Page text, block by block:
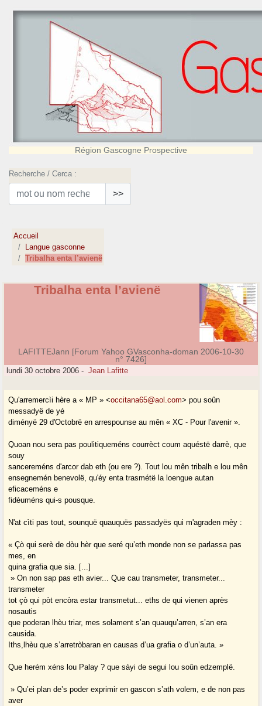
Région Gascogne Prospective
Recherche / Cerca :
>>
Accueil
Langue gasconne
Tribalha enta l’avienë
Tribalha enta l’avienë
LAFITTEJann [Forum Yahoo GVasconha-doman 2006-10-30
n° 7426]
lundi 30 octobre 2006 - Jean Lafitte
Qu'arremercìi hère a « MP » <occitana65@aol.com> pou soûn
messadyë de yé
diményë 29 d'Octobrë en arrespounse au mên « XC - Pour l'avenir ».
Quoan nou sera pas poulitiqueméns courrèct coum aquéstë darrè, que
souy
sancereméns d'arcor dab eth (ou ere ?). Tout lou mên tribalh e lou mên
ensegnemén benevolë, qu'éy enta trasmétë la loengue autan
eficaceméns e
fidèuméns qui-s pousque.
N'at cìti pas tout, sounquë quauquës passadyës qui m'agraden mèy :
« Çò qui serè de dòu hèr que seré qu’eth monde non se parlassa pas
mes, en
quina grafia que sia. [...]
» On non sap pas eth avier... Que cau transmeter, transmeter...
transmeter
tot çò qui pòt encòra estar transmetut... eths de qui vienen après
nosautis
que poderan lhèu triar, mes solament s’an quauqu’arren, s’an era
causida.
Iths,lhèu que s’arretròbaran en causas d’ua grafia o d’un’auta. »
Que herém xéns lou Palay ? que sàyi de segui lou soûn edzemplë.
» Qu’ei plan de’s poder exprimir en gascon s’ath volem, e de non pas
aver